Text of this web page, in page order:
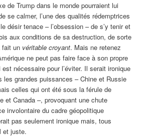
de Trump dans le monde pourraient lui
se calmer, l’une des qualités rédemptrices
désir tenace – l’obsession – de s’y tenir et
aux conditions de sa destruction, de sorte
fait un véritable croyant. Mais ne retenez
ne peut pas faire face à son propre
nécessaire pour l’éviter. Il serait ironique
les grandes puissances – Chine et Russie
celles qui ont été sous la férule de
et Canada –, provoquant une chute
involontaire du cadre géopolitique
pas seulement ironique mais, tous
et juste.